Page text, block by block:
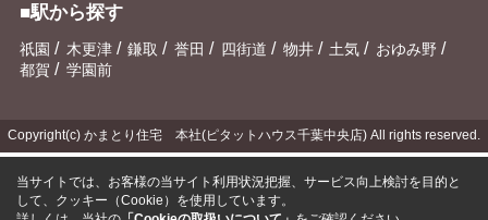
■駅から探す
祇園 / 木更津 / 鎌取 / 誉田 / 四街道 / 物井 / 土気 / おゆみ野 /
都賀 / 学園前
Copyright(c) かまとり住宅 本社(ピタットハウス千葉中央店) All rights reserved.
当サイトでは、お客様の当サイト利用状況把握、サービス向上検討を目的と
して、クッキー（Cookie）を使用しています。